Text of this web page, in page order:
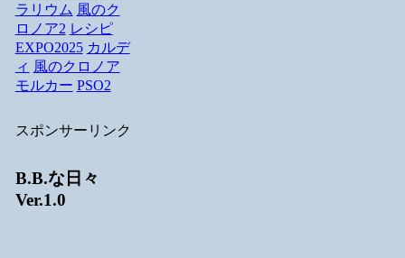
ラリウム 風のク
ロノア2 レシピ
EXPO2025 カルデ
ィ 風のクロノア
モルカー PSO2
スポンサーリンク
B.B.な日々
Ver.1.0